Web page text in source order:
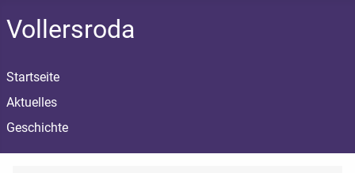
Vollersroda
Startseite
Aktuelles
Geschichte